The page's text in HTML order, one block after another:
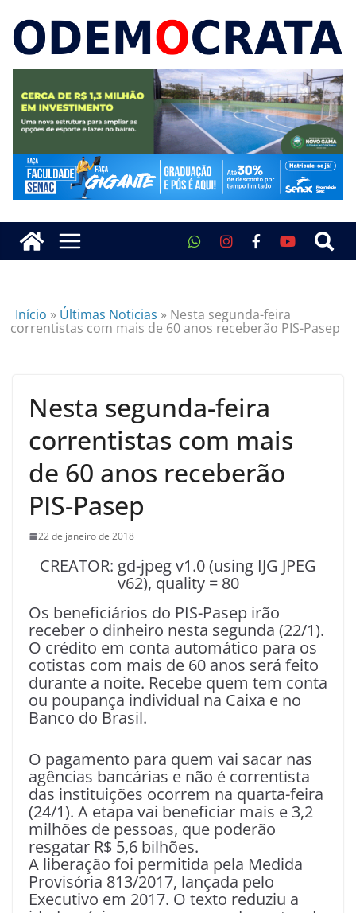
Início » Últimas Noticias » Nesta segunda-feira
correntistas com mais de 60 anos receberão PIS-Pasep
Nesta segunda-feira
correntistas com mais
de 60 anos receberão
PIS-Pasep
22 de janeiro de 2018
CREATOR: gd-jpeg v1.0 (using IJG JPEG
v62), quality = 80
Os beneficiários do PIS-Pasep irão
receber o dinheiro nesta segunda (22/1).
O crédito em conta automático para os
cotistas com mais de 60 anos será feito
durante a noite. Recebe quem tem conta
ou poupança individual na Caixa e no
Banco do Brasil.
O pagamento para quem vai sacar nas
agências bancárias e não é correntista
das instituições ocorrem na quarta-feira
(24/1). A etapa vai beneficiar mais e 3,2
milhões de pessoas, que poderão
resgatar R$ 5,6 bilhões.
A liberação foi permitida pela Medida
Provisória 813/2017, lançada pelo
Executivo em 2017. O texto reduziu a